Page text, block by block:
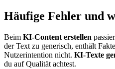
Häufige Fehler und
Beim KI-Content erstellen
der Text zu generisch, enthält
Nutzerintention nicht. KI-Texte
du auf Qualität achtest.